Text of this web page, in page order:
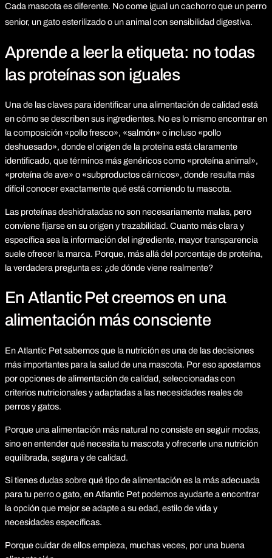
Cada mascota es diferente. No come igual un cachorro que un perro
senior, un gato esterilizado o un animal con sensibilidad digestiva.
Aprende a leer la etiqueta: no todas
las proteínas son iguales
Una de las claves para identificar una alimentación de calidad está
en cómo se describen sus ingredientes. No es lo mismo encontrar en
la composición «pollo fresco», «salmón» o incluso «pollo
deshuesado», donde el origen de la proteína está claramente
identificado, que términos más genéricos como «proteína animal»,
«proteína de ave» o «subproductos cárnicos», donde resulta más
difícil conocer exactamente qué está comiendo tu mascota.
Las proteínas deshidratadas no son necesariamente malas, pero
conviene fijarse en su origen y trazabilidad. Cuanto más clara y
específica sea la información del ingrediente, mayor transparencia
suele ofrecer la marca. Porque, más allá del porcentaje de proteína,
la verdadera pregunta es: ¿de dónde viene realmente?
En Atlantic Pet creemos en una
alimentación más consciente
En Atlantic Pet sabemos que la nutrición es una de las decisiones
más importantes para la salud de una mascota. Por eso apostamos
por opciones de alimentación de calidad, seleccionadas con
criterios nutricionales y adaptadas a las necesidades reales de
perros y gatos.
Porque una alimentación más natural no consiste en seguir modas,
sino en entender qué necesita tu mascota y ofrecerle una nutrición
equilibrada, segura y de calidad.
Si tienes dudas sobre qué tipo de alimentación es la más adecuada
para tu perro o gato, en Atlantic Pet podemos ayudarte a encontrar
la opción que mejor se adapte a su edad, estilo de vida y
necesidades específicas.
Porque cuidar de ellos empieza, muchas veces, por una buena